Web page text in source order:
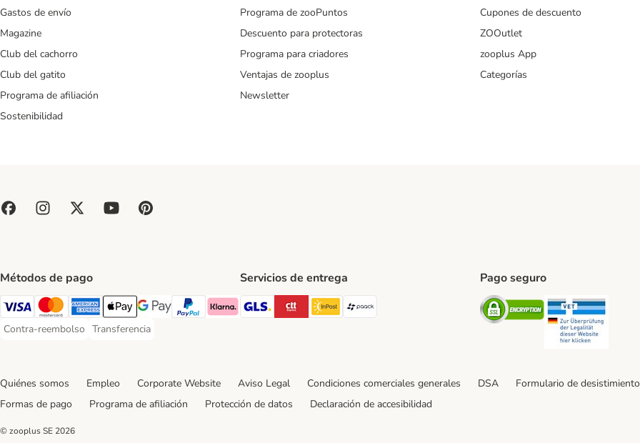
Gastos de envío
Magazine
Club del cachorro
Club del gatito
Programa de afiliación
Sostenibilidad
Programa de zooPuntos
Descuento para protectoras
Programa para criadores
Ventajas de zooplus
Newsletter
Cupones de descuento
ZOOutlet
zooplus App
Categorías
Métodos de pago
Visa Payment Method
Mastercard Payment Method
American Express Payment Method
Apple Pay Payment Method
Google Pay Payment Method
PayPal Payment Method
Klarna Payment Method
Contra-reembolso
Contra-reembolso Payment Method
Transferencia
Transferencia Payment Method
Servicios de entrega
GLS Shipping Method
CTTExpress Shipping Method
InPost Shipping Method
paack Shipping Method
Pago seguro
Security
Quiénes somos Empleo Corporate Website Aviso Legal Condiciones comerciales generales DSA Formulario de desistimiento
Formas de pago
Programa de afiliación Protección de datos Declaración de accesibilidad
© zooplus SE 2026